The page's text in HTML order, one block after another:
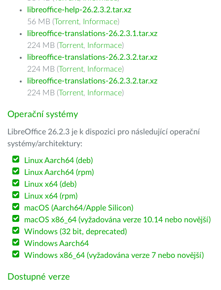
libreoffice-help-26.2.3.2.tar.xz
56 MB (Torrent, Informace)
libreoffice-translations-26.2.3.1.tar.xz
224 MB (Torrent, Informace)
libreoffice-translations-26.2.3.2.tar.xz
224 MB (Torrent, Informace)
libreoffice-translations-26.2.3.2.tar.xz
224 MB (Torrent, Informace)
Operační systémy
LibreOffice 26.2.3 je k dispozici pro následující operační
systémy/architektury:
Linux Aarch64 (deb)
Linux Aarch64 (rpm)
Linux x64 (deb)
Linux x64 (rpm)
macOS (Aarch64/Apple Silicon)
macOS x86_64 (vyžadována verze 10.14 nebo novější)
Windows (32 bit, deprecated)
Windows Aarch64
Windows x86_64 (vyžadována verze 7 nebo novější)
Dostupné verze